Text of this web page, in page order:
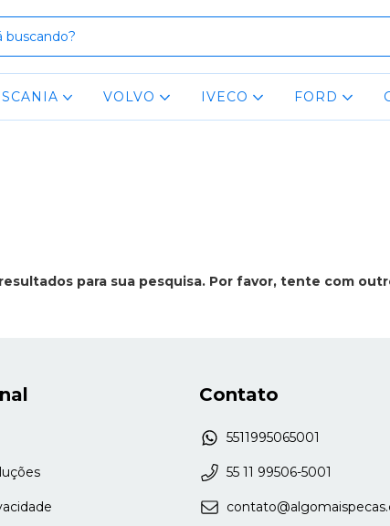
SCANIA VOLVO IVECO FORD
para sua pesquisa. Por favor, tente com
Contato
5511995065001
55 11 99506-5001